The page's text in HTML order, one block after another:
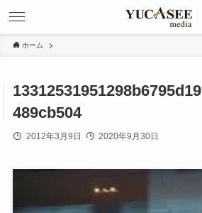
ホーム
489cb504
2012年3月9日 2020年9月30日